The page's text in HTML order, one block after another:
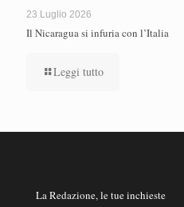
23 Luglio 2026
Il Nicaragua si infuria con l’Italia
Leggi tutto
La Redazione, le tue inchieste